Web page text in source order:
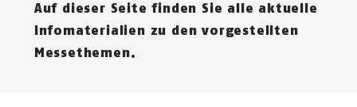
Auf dieser Seite finden Sie alle aktuelle
Infomaterialien zu den vorgestellten
Messethemen.